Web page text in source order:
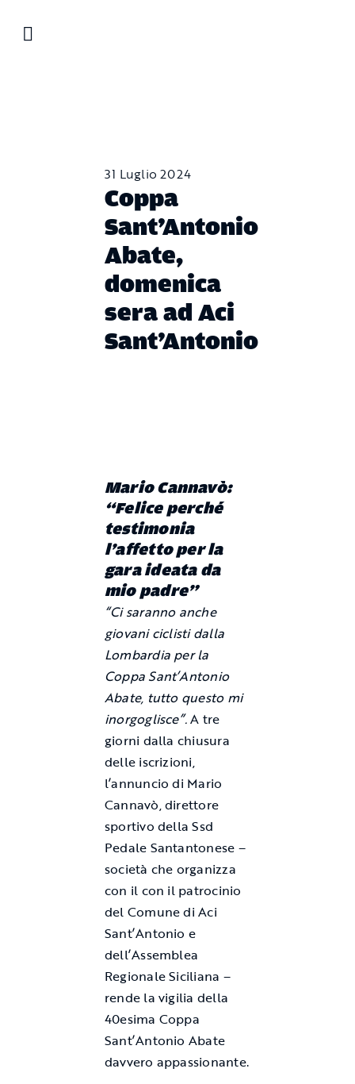
31 Luglio 2024
Coppa
Sant’Antonio
Abate,
domenica
sera ad Aci
Sant’Antonio
Mario Cannavò:
“Felice perché
testimonia
l’affetto per la
gara ideata da
mio padre”
“Ci saranno anche
giovani ciclisti dalla
Lombardia per la
Coppa Sant’Antonio
Abate, tutto questo mi
inorgoglisce”.A tre
giorni dalla chiusura
delle iscrizioni,
l’annuncio di Mario
Cannavò, direttore
sportivo della Ssd
Pedale Santantonese –
società che organizza
con il con il patrocinio
del Comune di Aci
Sant’Antonio e
dell’Assemblea
Regionale Siciliana –
rende la vigilia della
40esima Coppa
Sant’Antonio Abate
davvero appassionante.